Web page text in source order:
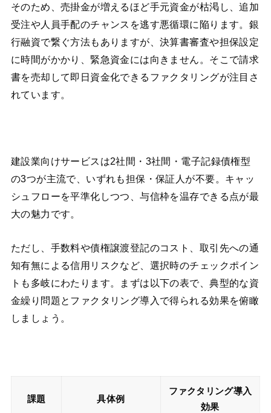
そのため、売掛金が増えるほど手元資金が枯渇し、追加
受注や人員手配のチャンスを逃す悪循環に陥ります。銀
行融資で繋ぐ方法もありますが、決算書審査や担保設定
に時間がかかり、緊急資金には向きません。そこで請求
書を売却して即日資金化できるファクタリングが注目さ
れています。
建設業向けサービスは2社間・3社間・電子記録債権型
の3つが主流で、いずれも担保・保証人が不要。キャッ
シュフローを平準化しつつ、与信枠を温存できる点が最
大の魅力です。
ただし、手数料や債権譲渡登記のコスト、取引先への通
知有無による信用リスクなど、選択時のチェックポイン
トも多岐にわたります。まずは以下の表で、典型的な資
金繰り問題とファクタリング導入で得られる効果を俯瞰
しましょう。
課題 具体例
ファクタリング導入
効果